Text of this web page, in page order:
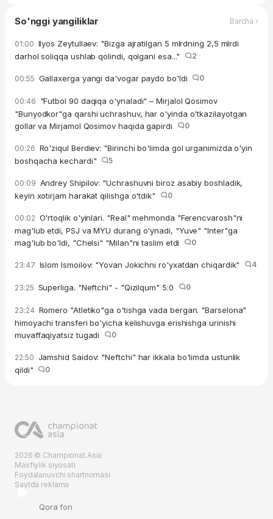
So'nggi yangiliklar Barcha ›
01:00 Ilyos Zeytullaev: "Bizga ajratilgan 5 mlrdning 2,5 mlrdi
darhol soliqqa ushlab qolindi, qolgani esa..."
2
00:55 Gallaxerga yangi da'vogar paydo bo'ldi 0
00:46 "Futbol 90 daqiqa o'ynaladi" – Mirjalol Qosimov
"Bunyodkor"ga qarshi uchrashuv, har o'yinda o'tkazilayotgan
gollar va Mirjamol Qosimov haqida gapirdi
0
00:26 Ro'ziqul Berdiev: "Birinchi bo'limda gol urganimizda o'yin
boshqacha kechardi"
5
00:09 Andrey Shipilov: "Uchrashuvni biroz asabiy boshladik,
keyin xotirjam harakat qilishga o'tdik"
0
00:02 O'rtoqlik o'yinlari. "Real" mehmonda "Ferencvarosh"ni
mag'lub etdi, PSJ va MYU durang o'ynadi, "Yuve" "Inter"ga
mag'lub bo'ldi, "Chelsi" "Milan"ni taslim etdi
0
23:47 Islom Ismoilov: "Yovan Jokichni ro'yxatdan chiqardik" 4
23:25 Superliga. "Neftchi" - "Qizilqum" 5:0 0
23:24 Romero "Atletiko"ga o'tishga vada bergan. "Barselona"
himoyachi transferi bo'yicha kelishuvga erishishga urinishi
muvaffaqiyatsiz tugadi
0
22:50 Jamshid Saidov: "Neftchi" har ikkala bo'limda ustunlik
qildi"
0
2026 © Championat.Asia
Maxfiylik siyosati
Foydalanuvchi shartnomasi
Saytda reklama
Qora fon